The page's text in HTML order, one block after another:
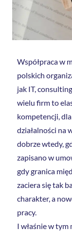
Współpraca w
polskich
jak IT,
wielu firm to
kompetencji,
działalności na
dobrze wtedy,
zapisano w
gdy granica
zaciera się tak
charakter, a
pracy.
I właśnie w tym